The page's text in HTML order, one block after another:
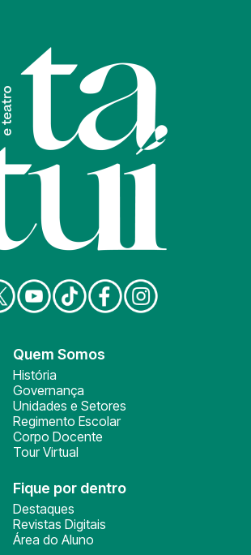
Quem Somos
História
Governança
Unidades e Setores
Regimento Escolar
Corpo Docente
Tour Virtual
Fique por dentro
Destaques
Revistas Digitais
Área do Aluno